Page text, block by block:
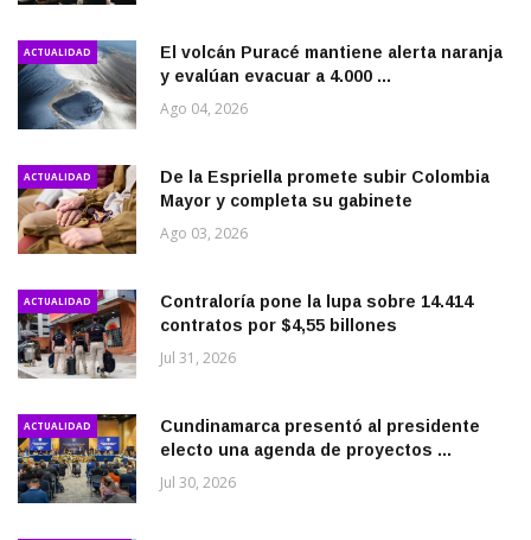
ACTUALIDAD
El volcán Puracé mantiene alerta naranja
y evalúan evacuar a 4.000 ...
Ago 04, 2026
ACTUALIDAD
De la Espriella promete subir Colombia
Mayor y completa su gabinete
Ago 03, 2026
ACTUALIDAD
Contraloría pone la lupa sobre 14.414
contratos por $4,55 billones
Jul 31, 2026
ACTUALIDAD
Cundinamarca presentó al presidente
electo una agenda de proyectos ...
Jul 30, 2026